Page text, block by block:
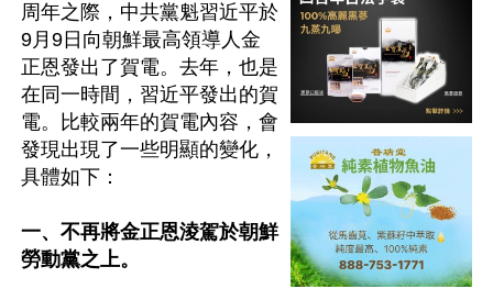
周年之際，中共黨魁習近平於
9月9日向朝鮮最高領導人金
正恩發出了賀電。去年，也是
在同一時間，習近平發出的賀
電。比較兩年的賀電內容，會
發現出現了一些明顯的變化，
具體如下：
一、不再將金正恩淩駕於朝鮮
勞動黨之上。